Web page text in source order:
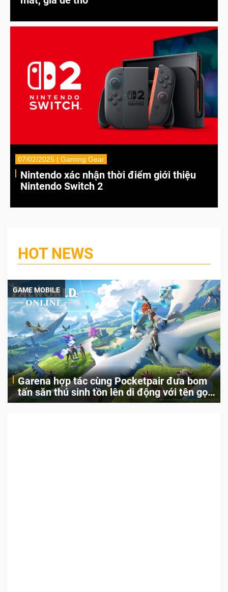
07/02/2025 | Gaming Gear
Nintendo xác nhận thời điểm giới thiệu
Nintendo Switch 2
HOT NEWS
GAME MOBILE
Garena hợp tác cùng Pocketpair đưa bom
tấn săn thú sinh tồn lên di động với tên gọi
Palworld Online